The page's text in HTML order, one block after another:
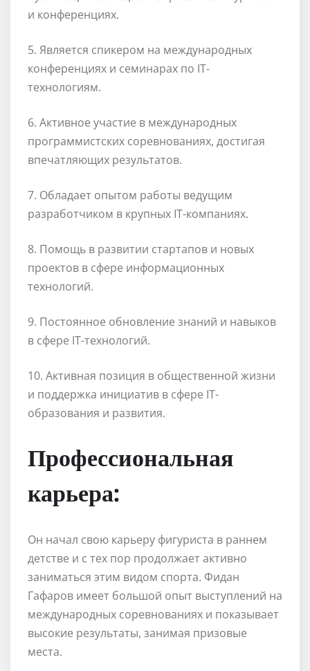
и конференциях.
5. Является спикером на международных
конференциях и семинарах по IT-
технологиям.
6. Активное участие в международных
программистских соревнованиях, достигая
впечатляющих результатов.
7. Обладает опытом работы ведущим
разработчиком в крупных IT-компаниях.
8. Помощь в развитии стартапов и новых
проектов в сфере информационных
технологий.
9. Постоянное обновление знаний и навыков
в сфере IT-технологий.
10. Активная позиция в общественной жизни
и поддержка инициатив в сфере IT-
образования и развития.
Профессиональная
карьера:
Он начал свою карьеру фигуриста в раннем
детстве и с тех пор продолжает активно
заниматься этим видом спорта. Фидан
Гафаров имеет большой опыт выступлений на
международных соревнованиях и показывает
высокие результаты, занимая призовые
места.